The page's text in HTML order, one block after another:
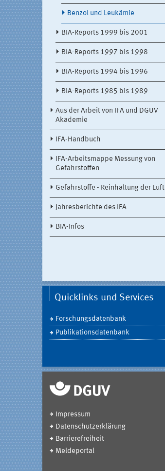
Benzol und Leukämie
BIA-Reports 1999 bis 2001
BIA-Reports 1997 bis 1998
BIA-Reports 1994 bis 1996
BIA-Reports 1985 bis 1989
Aus der Arbeit von IFA und DGUV
Akademie
IFA-Handbuch
IFA-Arbeitsmappe Messung von
Gefahrstoffen
Gefahrstoffe - Reinhaltung der Luft
Jahresberichte des IFA
BIA-Infos
Quicklinks und Services
Forschungsdatenbank
Publikationsdatenbank
Impressum
Datenschutzerklärung
Barrierefreiheit
Meldeportal